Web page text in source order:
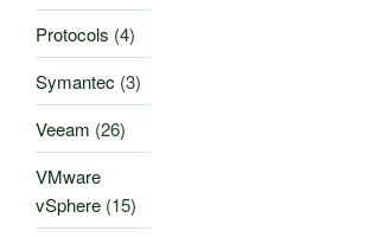
Protocols (4)
Symantec (3)
Veeam (26)
VMware
vSphere (15)